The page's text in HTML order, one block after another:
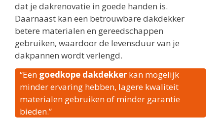
dat je dakrenovatie in goede handen is.
Daarnaast kan een betrouwbare dakdekker
betere materialen en gereedschappen
gebruiken, waardoor de levensduur van je
dakpannen wordt verlengd.
“Een goedkope dakdekker kan mogelijk
minder ervaring hebben, lagere kwaliteit
materialen gebruiken of minder garantie
bieden.”